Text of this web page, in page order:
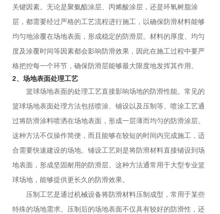
关键因素。无论是聚氨酯涂层、丙烯酸涂层，还是环氧树脂涂
层，都需要经过严格的工艺流程进行施工，以确保防滑材料能够
均匀地涂覆在场地表面，形成稳定的防滑层。材料的厚度、均匀
度及涂覆时间等因素都会影响防滑效果，因此在施工过程中要严
格把控每一个环节，确保防滑层能够最大限度地发挥其作用。
2、场地表面处理工艺
篮球场地表面的处理工艺直接影响场地的防滑性能。常见的
篮球场地表面处理方法包括喷涂、铺设以及压制等。喷涂工艺通
过将防滑涂料喷洒在场地表面，形成一层薄而均匀的防滑涂层。
这种方法不仅操作简便，而且能够在较短的时间内完成施工，适
合需要快速建设的场地。铺设工艺则是将防滑材料直接铺设到场
地表面，形成坚固耐用的防滑层。这种方法通常用于大型专业篮
球场地，能够提供更长久的防滑效果。
压制工艺是通过机械设备将防滑材料压制成型，常用于某些
特殊的场地需求。压制后的场地表面不仅具有较好的防滑性，还